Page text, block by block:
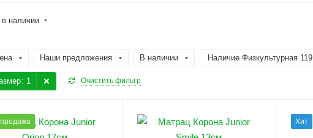
наличии
Наши предложения В наличии Наличие Физкультурная 119
: 1 Очистить фильтр
Хит